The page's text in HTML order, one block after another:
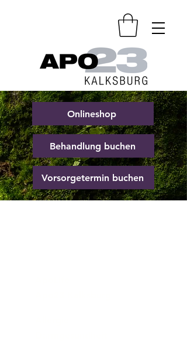
Vorsorgetermin buchen
Behandlung buchen
Onlineshop